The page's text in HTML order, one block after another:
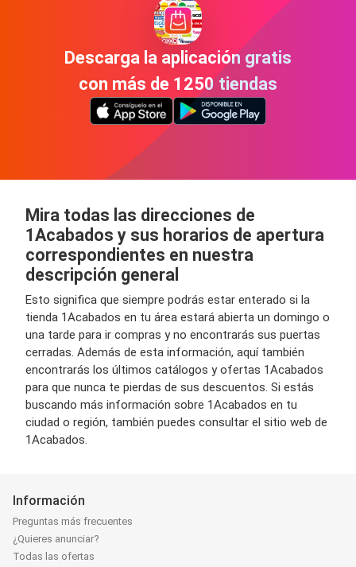
Descarga la aplicación gratis
con más de 1250 tiendas
Mira todas las direcciones de
1Acabados y sus horarios de apertura
correspondientes en nuestra
descripción general
Esto significa que siempre podrás estar enterado si la
tienda 1Acabados en tu área estará abierta un domingo o
una tarde para ir compras y no encontrarás sus puertas
cerradas. Además de esta información, aquí también
encontrarás los últimos catálogos y ofertas 1Acabados
para que nunca te pierdas de sus descuentos. Si estás
buscando más información sobre 1Acabados en tu
ciudad o región, también puedes consultar el sitio web de
1Acabados.
Información
Preguntas más frecuentes
¿Quieres anunciar?
Todas las ofertas